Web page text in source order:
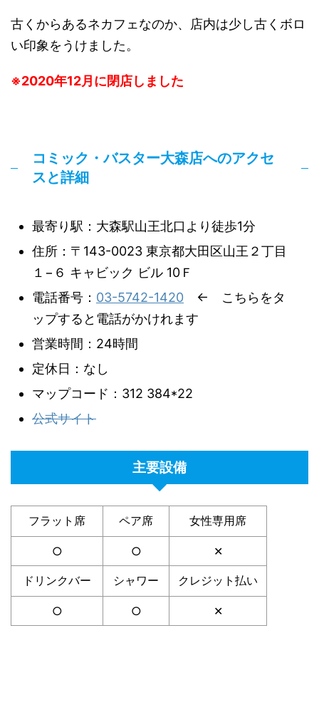
古くからあるネカフェなのか、店内は少し古くボロ
い印象をうけました。
※2020年12月に閉店しました
コミック・バスター大森店へのアクセ
スと詳細
最寄り駅：大森駅山王北口より徒歩1分
住所：〒143-0023 東京都大田区山王２丁目
１−６ キャビック ビル 10Ｆ
電話番号： 03-5742-1420 ← こちらをタ
ップすると電話がかけれます
営業時間：24時間
定休日：なし
マップコード：312 384*22
公式サイト
主要設備
フラット席 ペア席 女性専用席
○ ○ ✕
ドリンクバー シャワー クレジット払い
○ ○ ✕